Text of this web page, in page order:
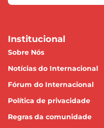
Institucional
Sobre Nós
Notícias do Internacional
Fórum do Internacional
Política de privacidade
Regras da comunidade